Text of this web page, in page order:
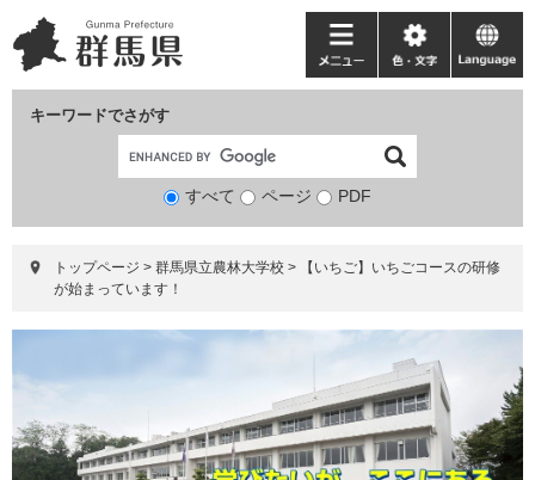
ー
ジ
ニ
ュ
て
キーワードでさがす
検
象
すべて ページ PDF
メ
ニ
ー
色・
文
language
トップページ > 群馬県立農林大学校 >
【いちご】いちごコースの研修
が始まっています！